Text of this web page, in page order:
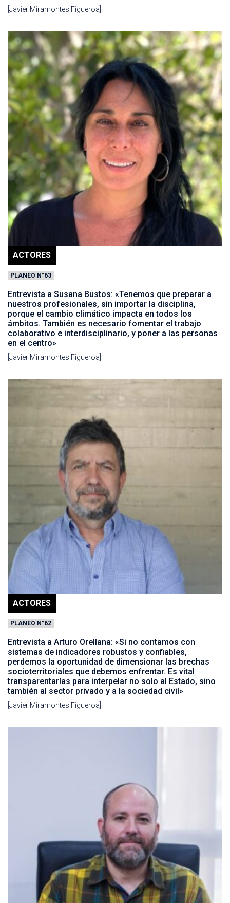
[Javier Miramontes Figueroa]
ACTORES
PLANEO N°63
Entrevista a Susana Bustos: «Tenemos que preparar a
nuestros profesionales, sin importar la disciplina,
porque el cambio climático impacta en todos los
ámbitos. También es necesario fomentar el trabajo
colaborativo e interdisciplinario, y poner a las personas
en el centro»
[Javier Miramontes Figueroa]
ACTORES
PLANEO N°62
Entrevista a Arturo Orellana: «Si no contamos con
sistemas de indicadores robustos y confiables,
perdemos la oportunidad de dimensionar las brechas
socioterritoriales que debemos enfrentar. Es vital
transparentarlas para interpelar no solo al Estado, sino
también al sector privado y a la sociedad civil»
[Javier Miramontes Figueroa]